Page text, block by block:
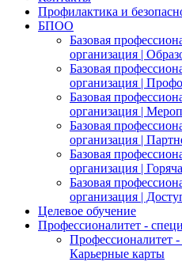
Профилактика и
БПОО
Базовая
организация |
Базовая
организация |
Базовая
организация |
Базовая
организация |
Базовая
организация |
Базовая
организация |
Целевое обучение
Профессионалитет -
Профессионалитет
Карьерные карты